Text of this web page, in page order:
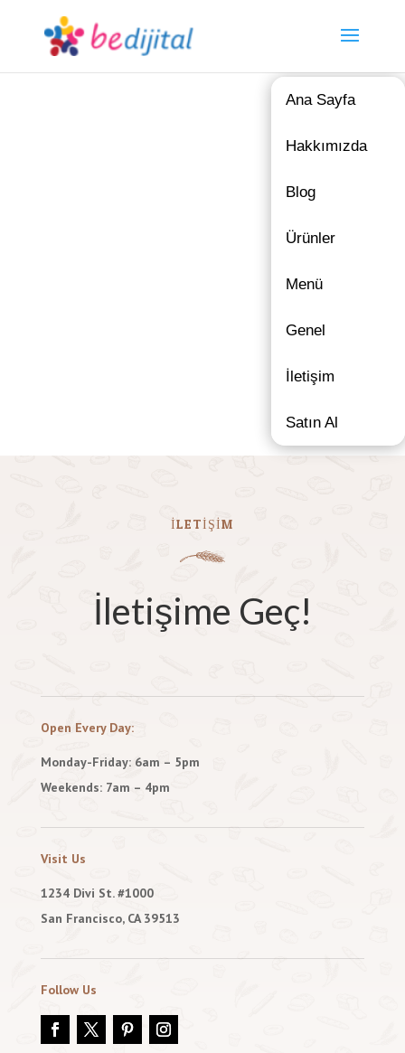
Ana Sayfa
Hakkımızda
Blog
Ürünler
Menü
Genel
İletişim
Satın Al
İLETİŞİM
İletişime Geç!
Open Every Day:
Monday-Friday: 6am – 5pm
Weekends: 7am – 4pm
Visit Us
1234 Divi St. #1000
San Francisco, CA 39513
Follow Us